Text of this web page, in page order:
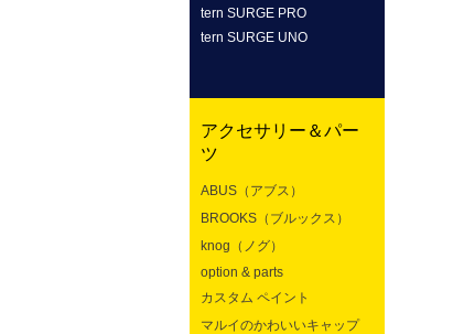
tern SURGE PRO
tern SURGE UNO
アクセサリー＆パー
ツ
ABUS（アブス）
BROOKS（ブルックス）
knog（ノグ）
option & parts
カスタム ペイント
マルイのかわいいキャップ